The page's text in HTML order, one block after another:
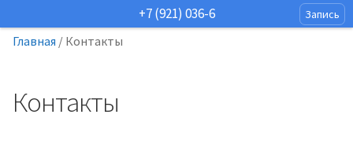
+7 (921) 036-6 Запись
Главная / Контакты
Контакты